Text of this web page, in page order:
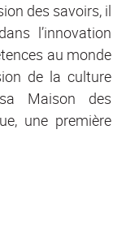
des savoirs, il
l’innovation
au monde
de la culture
Maison des
une première